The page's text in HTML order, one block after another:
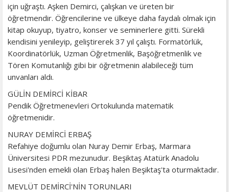
için uğraştı. Aşken Demirci, çalışkan ve üreten bir
öğretmendir. Öğrencilerine ve ülkeye daha faydalı olmak için
kitap okuyup, tiyatro, konser ve seminerlere gitti. Sürekli
kendisini yenileyip, geliştirerek 37 yıl çalıştı. Formatörlük,
Koordinatörlük, Uzman Öğretmenlik, Başöğretmenlik ve
Tören Komutanlığı gibi bir öğretmenin alabileceği tüm
unvanları aldı.
GÜLİN DEMİRCİ KİBAR
Pendik Öğretmenevleri Ortokulunda matematik
öğretmenidir.
NURAY DEMİRCİ ERBAŞ
Refahiye doğumlu olan Nuray Demir Erbaş, Marmara
Üniversitesi PDR mezunudur. Beşiktaş Atatürk Anadolu
Lisesi'nden emekli olan Erbaş halen Beşiktaş'ta oturmaktadır.
MEVLÜT DEMİRCİ'NİN TORUNLARI